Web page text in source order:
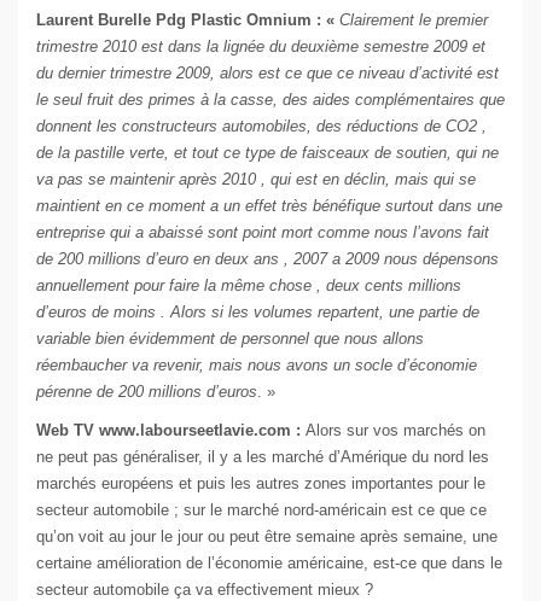
Laurent Burelle Pdg Plastic Omnium : « Clairement le premier
trimestre 2010 est dans la lignée du deuxième semestre 2009 et
du dernier trimestre 2009, alors est ce que ce niveau d’activité est
le seul fruit des primes à la casse, des aides complémentaires que
donnent les constructeurs automobiles, des réductions de CO2 ,
de la pastille verte, et tout ce type de faisceaux de soutien, qui ne
va pas se maintenir après 2010 , qui est en déclin, mais qui se
maintient en ce moment a un effet très bénéfique surtout dans une
entreprise qui a abaissé sont point mort comme nous l’avons fait
de 200 millions d’euro en deux ans , 2007 a 2009 nous dépensons
annuellement pour faire la même chose , deux cents millions
d’euros de moins . Alors si les volumes repartent, une partie de
variable bien évidemment de personnel que nous allons
réembaucher va revenir, mais nous avons un socle d’économie
pérenne de 200 millions d’euros. »
Web TV www.labourseetlavie.com : Alors sur vos marchés on
ne peut pas généraliser, il y a les marché d’Amérique du nord les
marchés européens et puis les autres zones importantes pour le
secteur automobile ; sur le marché nord-américain est ce que ce
qu’on voit au jour le jour ou peut être semaine après semaine, une
certaine amélioration de l’économie américaine, est-ce que dans le
secteur automobile ça va effectivement mieux ?